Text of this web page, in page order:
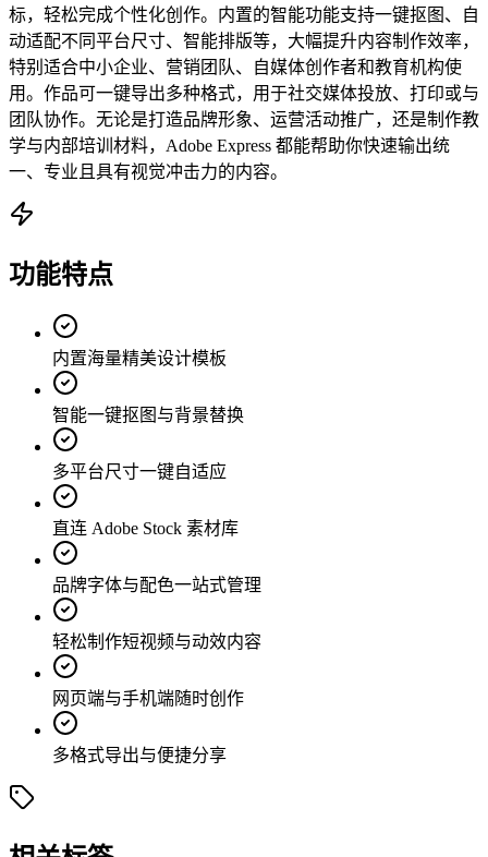
标，轻松完成个性化创作。内置的智能功能支持一键抠图、自
动适配不同平台尺寸、智能排版等，大幅提升内容制作效率，
特别适合中小企业、营销团队、自媒体创作者和教育机构使
用。作品可一键导出多种格式，用于社交媒体投放、打印或与
团队协作。无论是打造品牌形象、运营活动推广，还是制作教
学与内部培训材料，Adobe Express 都能帮助你快速输出统
一、专业且具有视觉冲击力的内容。
功能特点
内置海量精美设计模板
智能一键抠图与背景替换
多平台尺寸一键自适应
直连 Adobe Stock 素材库
品牌字体与配色一站式管理
轻松制作短视频与动效内容
网页端与手机端随时创作
多格式导出与便捷分享